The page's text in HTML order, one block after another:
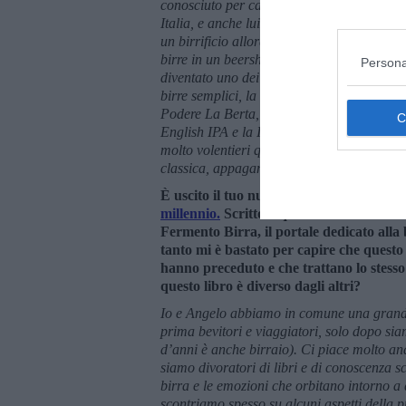
conosciuto per caso nel 2017 in
Italia, e anche lui era tra i partecipanti.
un birrificio allora quasi sconosciuto,
birre in un beershop di Roma, la Porter e
diventato uno dei birrifici più apprezzati
birre semplici, la Scotch Ale, la Mild e la
Podere La Berta, produce una farmhouse
English IPA e la Irish Red Ale. Poi c’è
molto volentieri quando lo trovo al
classica, appagante, da bere a litri.
È uscito il tuo nuovo libro:
Fare la
millennio. Scritto a quattro mani con il
Fermento Birra, il portale dedicato alla
tanto mi è bastato per capire che
hanno preceduto e che trattano lo
questo libro è diverso dagli altri?
Io e Angelo abbiamo in comune una
prima bevitori e viaggiatori, solo dopo
d’anni è anche birraio). Ci piace molto
siamo divoratori di libri e di conoscenza
birra e le emozioni che orbitano intorno